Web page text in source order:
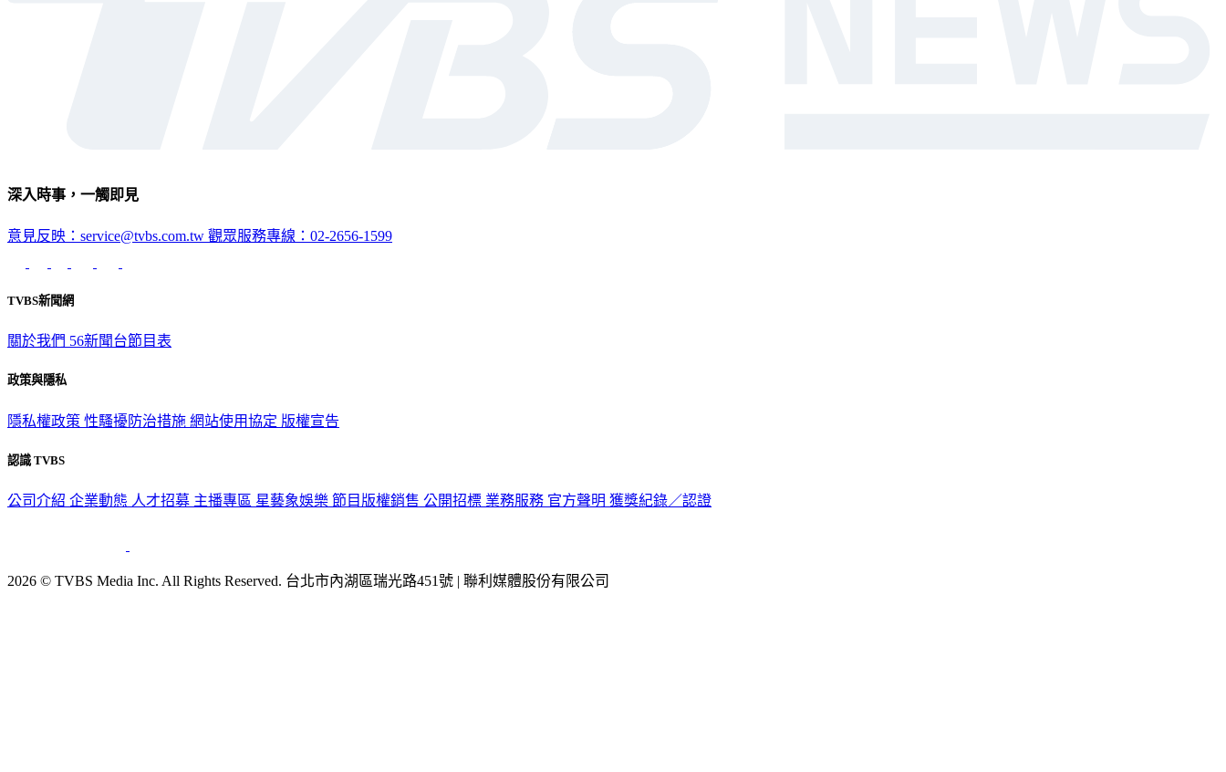
深入時事，一觸即見
意見反映：service@tvbs.com.tw 觀眾服務專線：02-2656-1599
TVBS新聞網
關於我們 56新聞台節目表
政策與隱私
隱私權政策 性騷擾防治措施 網站使用協定 版權宣告
認識 TVBS
公司介紹 企業動態 人才招募 主播專區 星藝象娛樂 節目版權銷售 公開招標 業務服務 官方聲明 獲獎紀錄／認證
2026 © TVBS Media Inc. All Rights Reserved. 台北市內湖區瑞光路451號 | 聯利媒體股份有限公司